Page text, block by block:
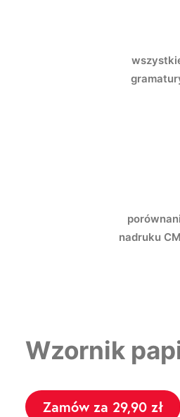
nadruku
Wzornik
zamów za 29,90 zł